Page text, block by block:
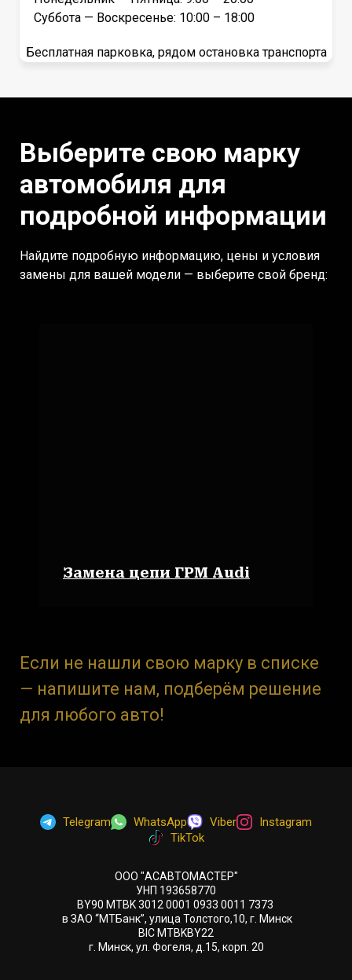
Суббота — Воскресенье: 10:00 – 18:00
Бесплатная парковка, рядом остановка транспорта
Выберите свою марку
автомобиля для
подробной информации
Найдите подробную информацию, цены и условия
замены для вашей модели — выберите свой бренд:
Замена цепи ГРМ Audi
Если не нашли свою марку в списке
— напишите нам, подберём решение
для любого авто!
Telegram WhatsApp Viber
Instagram
TikTok
ООО "АСАВТОМАСТЕР"
УНП 193658770
BY90 MTBK 3012 0001 0933 0011 7373
в ЗАО “МТБанк”, улица Толстого,10, г. Минск
BIC MTBKBY22
г. Минск, ул. Фогеля, д.15, корп. 20